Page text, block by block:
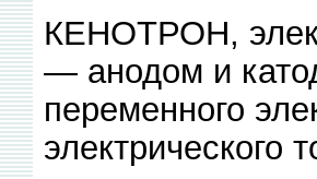
КЕНОТРОН,
— анодом и
переменного
электрического